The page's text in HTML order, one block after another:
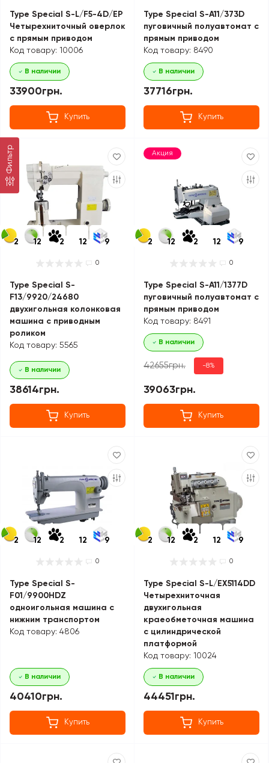
Фильтр
Type Special S-L/F5-4D/EP
Четырехниточный оверлок
с прямым приводом
Код товару: 10006
В наличии
33900грн.
Купить
Type Special S-A11/373D
пуговичный полуавтомат с
прямым приводом
Код товару: 8490
В наличии
37716грн.
Купить
2 12 2 12 9
0
Type Special S-
F13/9920/24680
двухигольная колонковая
машина с приводным
роликом
Код товару: 5565
В наличии
38614грн.
Купить
Акция
2 12 2 12 9
0
Type Special S-A11/1377D
пуговичный полуавтомат с
прямым приводом
Код товару: 8491
В наличии
42655грн. -8%
39063грн.
Купить
2 12 2 12 9
0
Type Special S-
F01/9900HDZ
одноигольная машина с
нижним транспортом
Код товару: 4806
В наличии
40410грн.
Купить
2 12 2 12 9
0
Type Special S-L/EX5114DD
Четырехниточная
двухигольная
краеобметочная машина
с цилиндрической
платформой
Код товару: 10024
В наличии
44451грн.
Купить